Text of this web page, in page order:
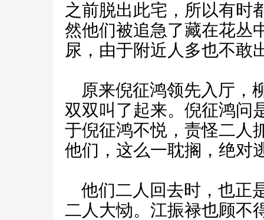
之前脱出此宅，所以有时
然他们被追急了藏在花丛
尿，由于附近人多也不敢
原来倪征鸿领先入厅，
双双叫了起来。倪征鸿问
于倪征鸿不悦，责怪二人
他们，这么一耽搁，绝对
他们二人回去时，也正
二人大恸。江振禄也顾不